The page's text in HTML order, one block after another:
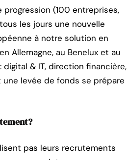
(100 entreprises,
les jours une nouvelle
à notre solution en
Allemagne, au Benelux et au
& IT, direction financière,
levée de fonds se prépare
pas leurs recrutements